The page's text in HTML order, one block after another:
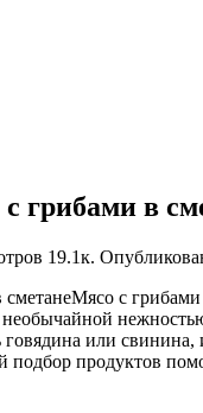
грибами в
19.1к.
Мясо с
необычайной
говядина или
подбор продуктов